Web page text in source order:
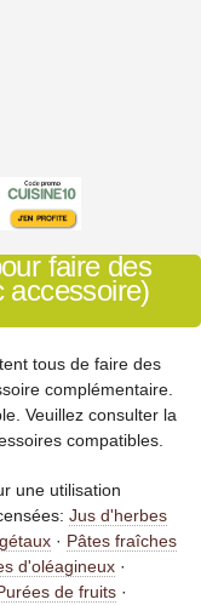
faire des
accessoire)
tous de faire des
complémentaire.
Veuillez consulter la
compatibles.
une utilisation
Jus d'herbes
· Pâtes fraîches
d'oléagineux ·
de fruits ·